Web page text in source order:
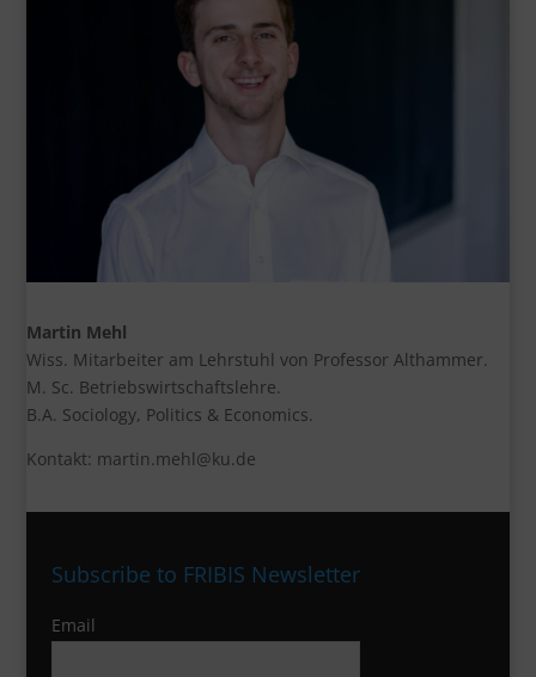
Martin Mehl
Wiss. Mitarbeiter am Lehrstuhl von Professor Althammer.
M. Sc. Betriebswirtschaftslehre.
B.A. Sociology, Politics & Economics.
Kontakt: martin.mehl@ku.de
Subscribe to FRIBIS Newsletter
Email